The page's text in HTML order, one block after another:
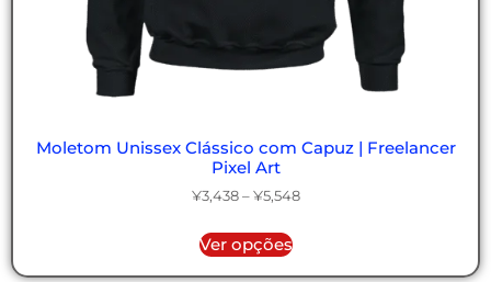
Moletom Unissex Clássico com Capuz | Freelancer
Pixel Art
¥3,438 – ¥5,548
Ver opções